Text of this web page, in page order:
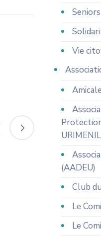
Seniors
Vie
URIMENIL
(AADEU)
Club
Le
Le